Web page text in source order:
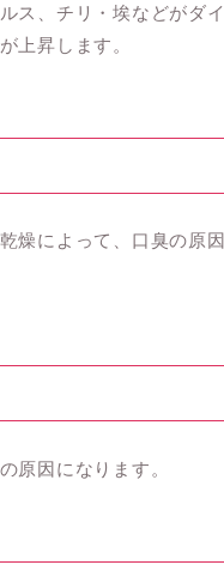
ス、チリ・埃などがダイ
上昇します。
燥によって、口臭の原因
原因になります。